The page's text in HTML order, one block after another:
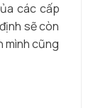
các cấp
sẽ còn
mình cũng